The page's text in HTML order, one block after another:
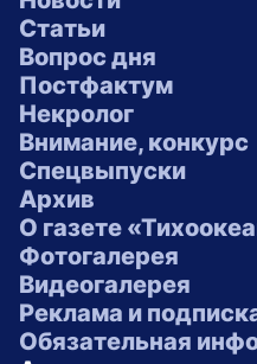
Статьи
Вопрос дня
Постфактум
Некролог
Внимание, конкурс
Спецвыпуски
Архив
О газете
Фотогалерея
Видеогалерея
Реклама и
Обязательная